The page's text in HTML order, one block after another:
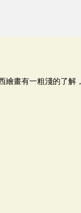
畫有一粗淺的了解，